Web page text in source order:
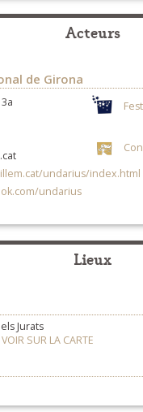
Acteurs
de Girona
undarius/index.html
undarius
Lieux
Jurats
VOIR SUR LA CARTE